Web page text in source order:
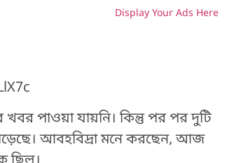
Display Your Ads Here
পাওয়া যায়নি। কিন্তু পর পর দুটি
আবহবিদ্রা মনে করছেন, আজ